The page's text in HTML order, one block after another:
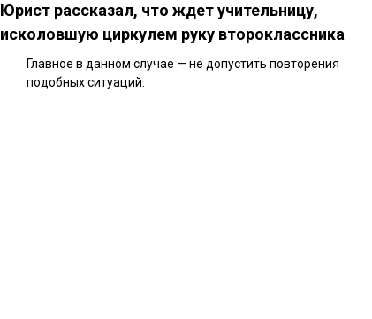
Юрист рассказал, что ждет учительницу,
исколовшую циркулем руку второклассника
Главное в данном случае — не допустить повторения
подобных ситуаций.